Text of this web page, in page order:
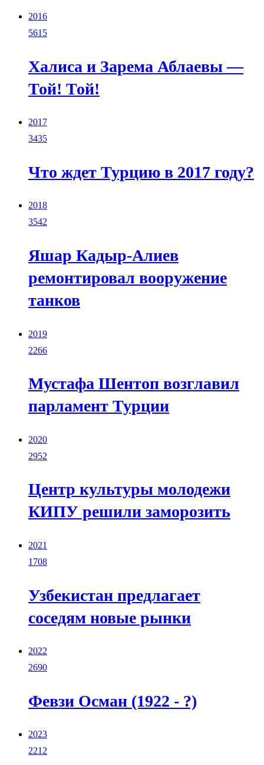
2016
5615
Халиса и Зарема Аблаевы —
Той! Той!
2017
3435
Что ждет Турцию в 2017 году?
2018
3542
Яшар Кадыр-Алиев
ремонтировал вооружение
танков
2019
2266
Мустафа Шентоп возглавил
парламент Турции
2020
2952
Центр культуры молодежи
КИПУ решили заморозить
2021
1708
Узбекистан предлагает
соседям новые рынки
2022
2690
Февзи Осман (1922 - ?)
2023
2212